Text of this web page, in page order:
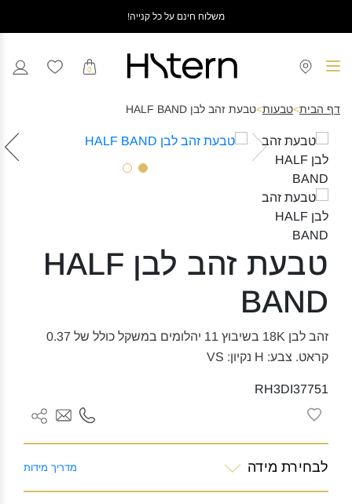
משלוח חינם על כל קנייה!
0
דף הבית>טבעות>טבעת זהב לבן HALF BAND
טבעת זהב לבן HALF
BAND
זהב לבן 18K בשיבוץ 11 יהלומים במשקל כולל של 0.37
קראט. צבע: H נקיון: VS
RH3DI37751
לבחירת מידה מדריך מידות